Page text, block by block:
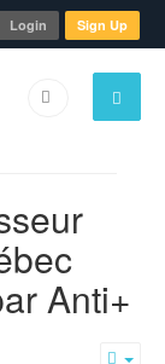
Login Sign Up
Anti+